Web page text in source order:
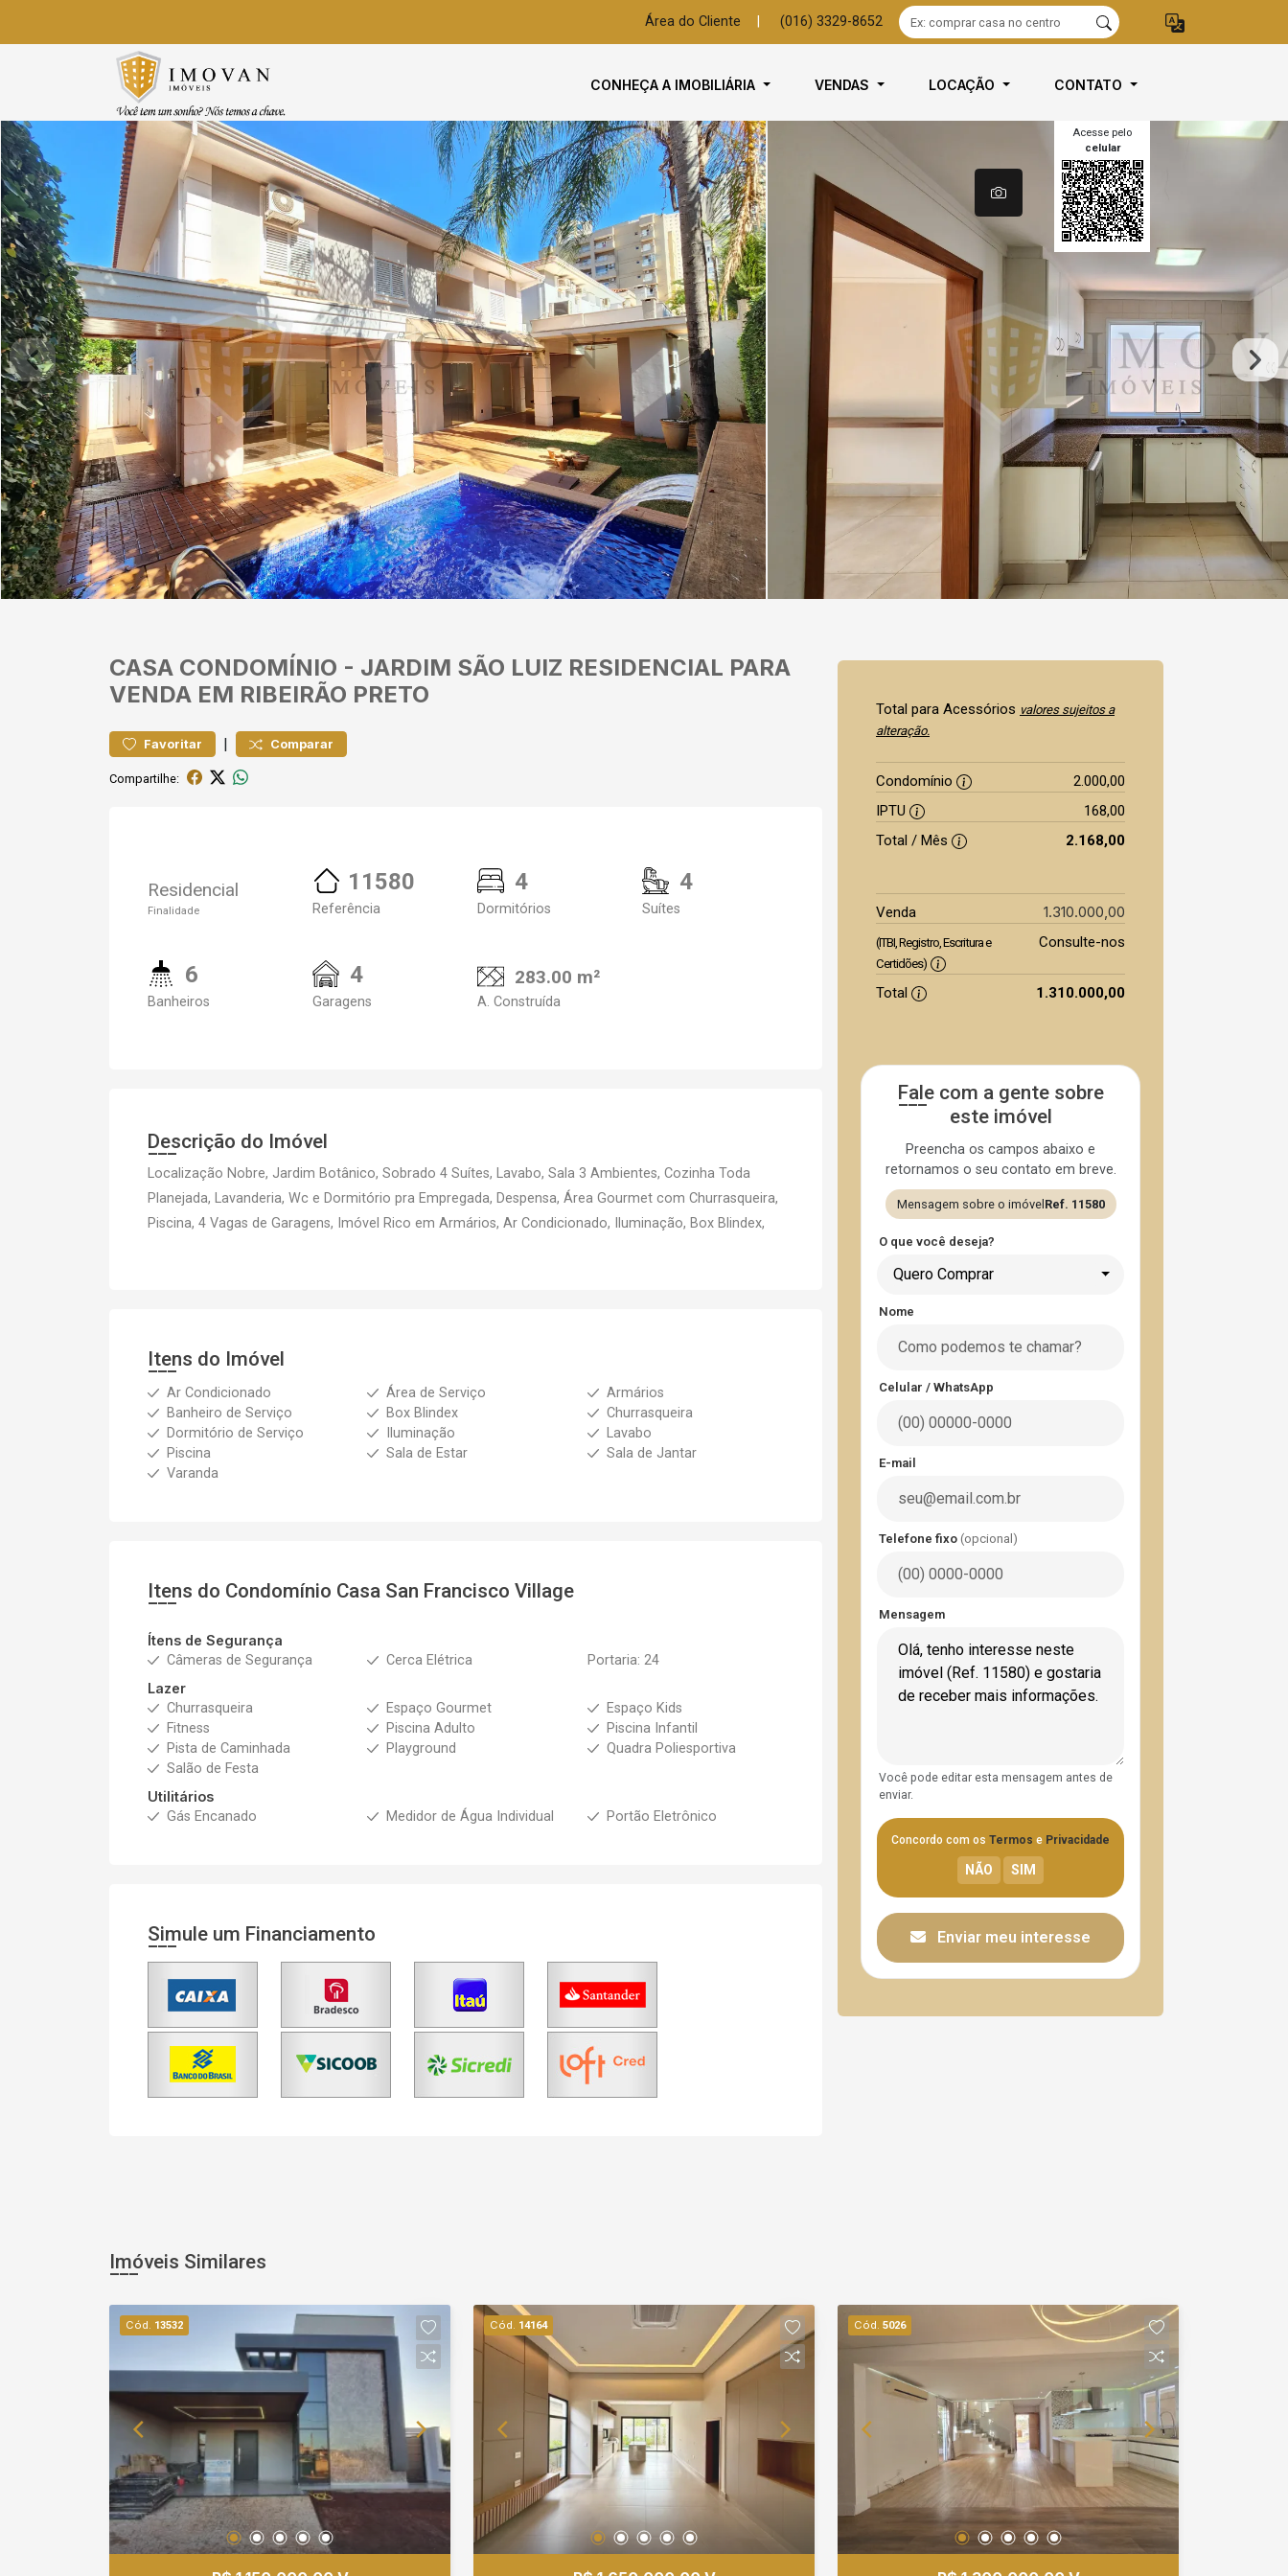
Área do Cliente (016) 3329-8652
CONHEÇA A IMOBILIÁRIA VENDAS LOCAÇÃO CONTATO
Acesse pelo
celular
CASA CONDOMÍNIO - JARDIM SÃO LUIZ RESIDENCIAL PARA
VENDA EM RIBEIRÃO PRETO
Favoritar | Comparar
Compartilhe:
Residencial
Finalidade
11580
Referência
4
Dormitórios
4
Suítes
6
Banheiros
4
Garagens
283.00 m²
A. Construída
Descrição do Imóvel
Localização Nobre, Jardim Botânico, Sobrado 4 Suítes, Lavabo, Sala 3 Ambientes, Cozinha Toda
Planejada, Lavanderia, Wc e Dormitório pra Empregada, Despensa, Área Gourmet com Churrasqueira,
Piscina, 4 Vagas de Garagens, Imóvel Rico em Armários, Ar Condicionado, Iluminação, Box Blindex,
Itens do Imóvel
Ar Condicionado Área de Serviço
Armários
Banheiro de Serviço
Box Blindex
Churrasqueira
Dormitório de Serviço
Iluminação
Lavabo
Piscina
Sala de Estar
Sala de Jantar
Varanda
Itens do Condomínio Casa San Francisco Village
Ítens de Segurança
Câmeras de Segurança
Cerca Elétrica
Portaria: 24
Lazer
Churrasqueira
Espaço Gourmet
Espaço Kids
Fitness
Piscina Adulto
Piscina Infantil
Pista de Caminhada
Playground
Quadra Poliesportiva
Salão de Festa
Utilitários
Gás Encanado
Medidor de Água Individual Portão Eletrônico
Simule um Financiamento
Total para Acessórios valores sujeitos a
alteração.
Condomínio
2.000,00
IPTU
168,00
Total / Mês
2.168,00
Venda 1.310.000,00
(ITBI, Registro, Escritura e
Certidões)
Consulte-nos
Total 1.310.000,00
Fale com a gente sobre
este imóvel
Preencha os campos abaixo e
retornamos o seu contato em breve.
Mensagem sobre o imóvel Ref. 11580
O que você deseja?
Quero Comprar
Nome
Celular / WhatsApp
E-mail
Telefone fixo (opcional)
Mensagem
Você pode editar esta mensagem antes de
enviar.
Concordo com os Termos e Privacidade
Enviar meu interesse
Imóveis Similares
Cód. 13532 Cód. 14164 Cód. 5026